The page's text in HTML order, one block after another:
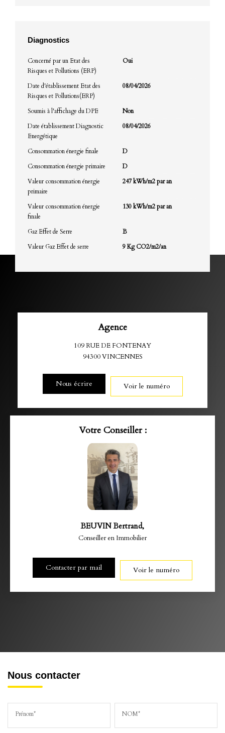
Diagnostics
Concerné par un Etat des
Risques et Pollutions (ERP)
Oui
Date d'établissement Etat des
Risques et Pollutions(ERP)
08/04/2026
Soumis à l'affichage du DPE
Non
Date établissement Diagnostic
Energétique
08/04/2026
Consommation énergie finale
D
Consommation énergie primaire
D
Valeur consommation énergie
primaire
247 kWh/m2 par an
Valeur consommation énergie
finale
130 kWh/m2 par an
Gaz Effet de Serre
B
Valeur Gaz Effet de serre
9 Kg CO2/m2/an
Agence
109 RUE DE FONTENAY
94300VINCENNES
Nous écrire Voir le numéro
Votre Conseiller :
BEUVIN Bertrand,
Conseiller en Immobilier
Contacter par mail Voir le numéro
Nous contacter
Prénom* NOM*